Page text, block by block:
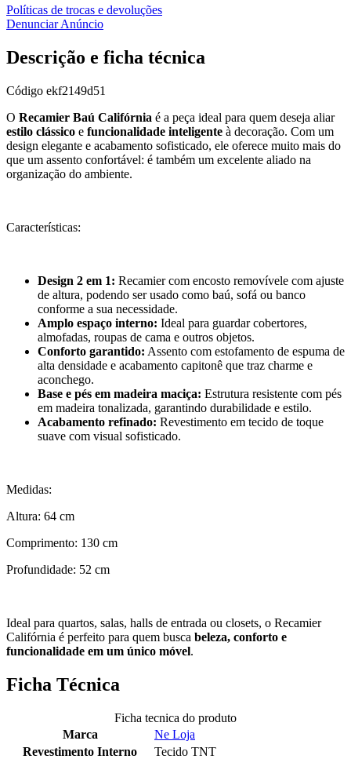
Políticas de trocas e devoluções
Denunciar Anúncio
Descrição e ficha técnica
Código ekf2149d51
O Recamier Baú Califórnia é a peça ideal para quem deseja aliar
estilo clássico e funcionalidade inteligente à decoração. Com um
design elegante e acabamento sofisticado, ele oferece muito mais do
que um assento confortável: é também um excelente aliado na
organização do ambiente.
Características:
Design 2 em 1: Recamier com encosto removívele com ajuste
de altura, podendo ser usado como baú, sofá ou banco
conforme a sua necessidade.
Amplo espaço interno: Ideal para guardar cobertores,
almofadas, roupas de cama e outros objetos.
Conforto garantido: Assento com estofamento de espuma de
alta densidade e acabamento capitonê que traz charme e
aconchego.
Base e pés em madeira maciça: Estrutura resistente com pés
em madeira tonalizada, garantindo durabilidade e estilo.
Acabamento refinado: Revestimento em tecido de toque
suave com visual sofisticado.
Medidas:
Altura: 64 cm
Comprimento: 130 cm
Profundidade: 52 cm
Ideal para quartos, salas, halls de entrada ou closets, o Recamier
Califórnia é perfeito para quem busca beleza, conforto e
funcionalidade em um único móvel.
Ficha Técnica
Ficha tecnica do produto
Marca
Ne Loja
Revestimento Interno
Tecido TNT